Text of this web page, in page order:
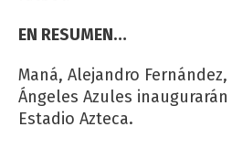
EN RESUMEN…
Maná, Alejandro
Ángeles Azules
Estadio Azteca.